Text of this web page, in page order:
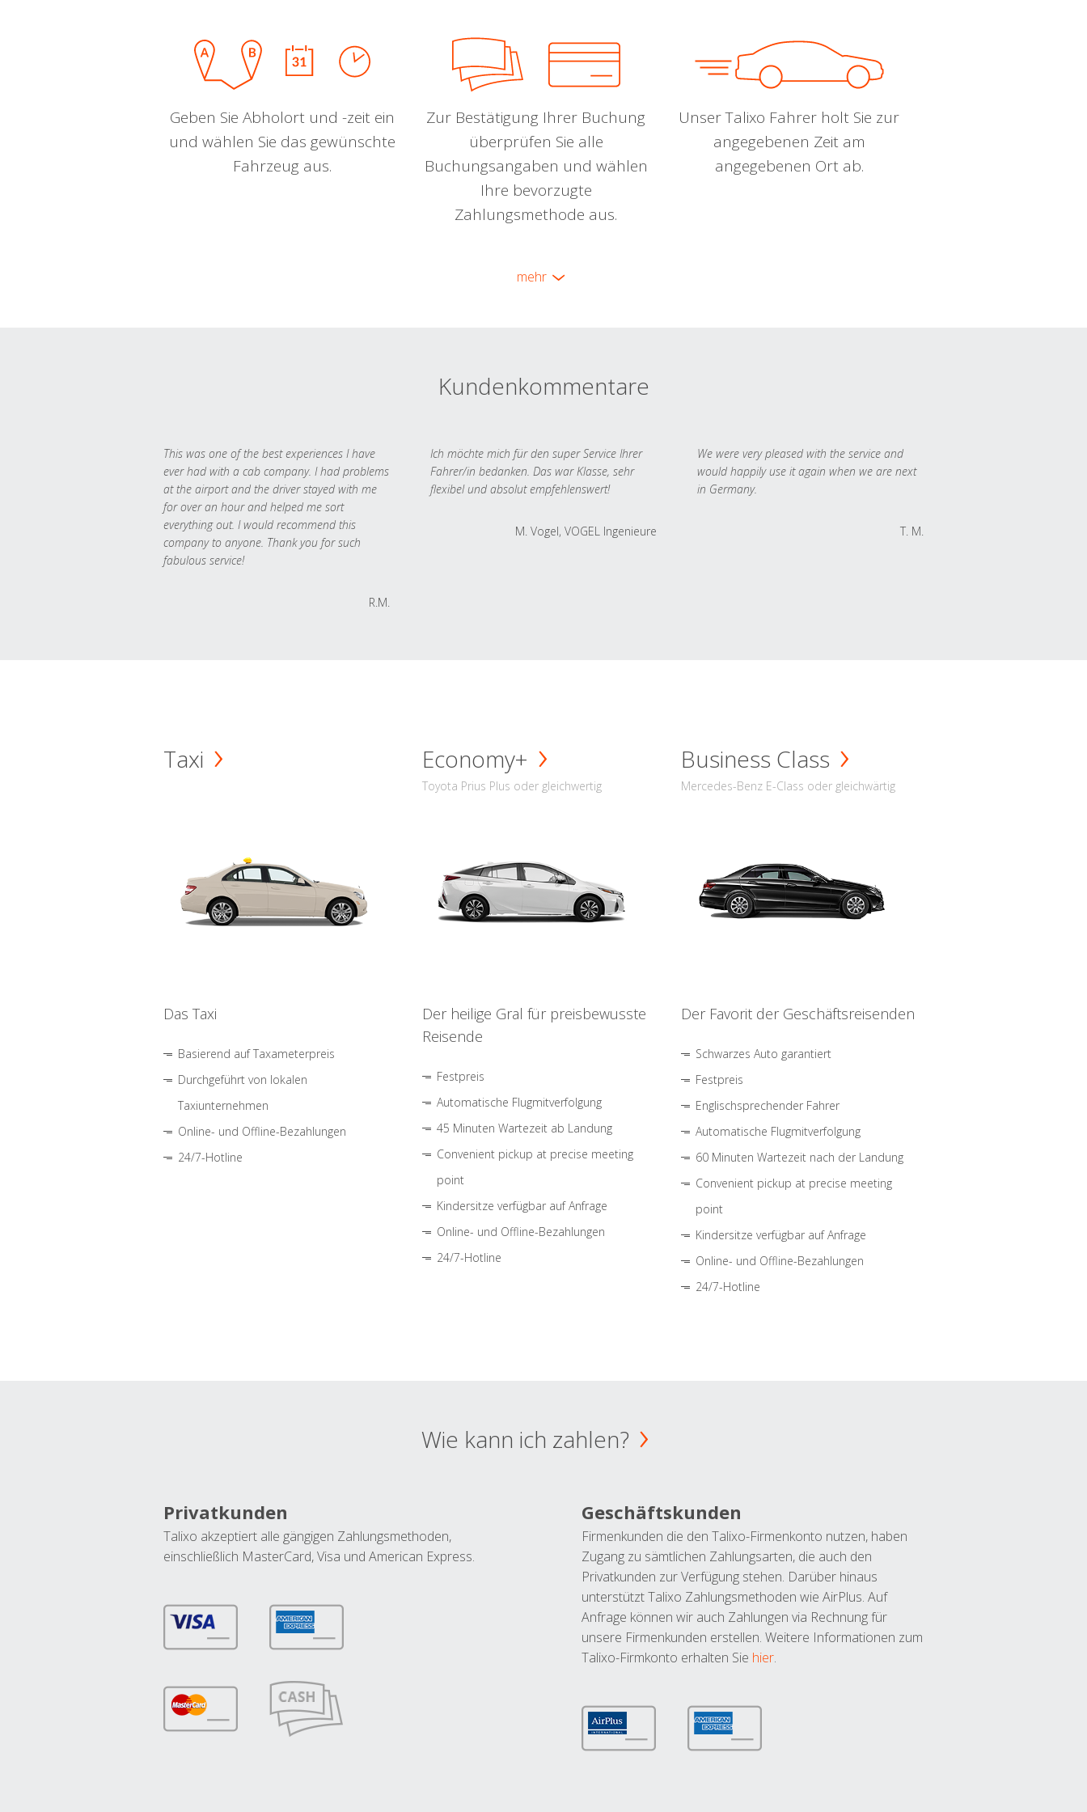
Geben Sie Abholort und -zeit ein
und wählen Sie das gewünschte
Fahrzeug aus.
Zur Bestätigung Ihrer Buchung
überprüfen Sie alle
Buchungsangaben und wählen
Ihre bevorzugte
Zahlungsmethode aus.
Unser Talixo Fahrer holt Sie zur
angegebenen Zeit am
angegebenen Ort ab.
mehr
Kundenkommentare
This was one of the best experiences I have
ever had with a cab company. I had problems
at the airport and the driver stayed with me
for over an hour and helped me sort
everything out. I would recommend this
company to anyone. Thank you for such
fabulous service!
R.M.
Ich möchte mich für den super Service Ihrer
Fahrer/in bedanken. Das war Klasse, sehr
flexibel und absolut empfehlenswert!
M. Vogel, VOGEL Ingenieure
We were very pleased with the service and
would happily use it again when we are next
in Germany.
T. M.
Taxi
Das Taxi
Basierend auf Taxameterpreis
Durchgeführt von lokalen
Taxiunternehmen
Online- und Offline-Bezahlungen
24/7-Hotline
Economy+
Toyota Prius Plus oder gleichwertig
Der heilige Gral für preisbewusste
Reisende
Festpreis
Automatische Flugmitverfolgung
45 Minuten Wartezeit ab Landung
Convenient pickup at precise meeting
point
Kindersitze verfügbar auf Anfrage
Online- und Offline-Bezahlungen
24/7-Hotline
Business Class
Mercedes-Benz E-Class oder gleichwärtig
Der Favorit der Geschäftsreisenden
Schwarzes Auto garantiert
Festpreis
Englischsprechender Fahrer
Automatische Flugmitverfolgung
60 Minuten Wartezeit nach der Landung
Convenient pickup at precise meeting
point
Kindersitze verfügbar auf Anfrage
Online- und Offline-Bezahlungen
24/7-Hotline
Wie kann ich zahlen?
Privatkunden
Talixo akzeptiert alle gängigen Zahlungsmethoden,
einschließlich MasterCard, Visa und American Express.
Geschäftskunden
Firmenkunden die den Talixo-Firmenkonto nutzen, haben
Zugang zu sämtlichen Zahlungsarten, die auch den
Privatkunden zur Verfügung stehen. Darüber hinaus
unterstützt Talixo Zahlungsmethoden wie AirPlus. Auf
Anfrage können wir auch Zahlungen via Rechnung für
unsere Firmenkunden erstellen. Weitere Informationen zum
Talixo-Firmkonto erhalten Sie hier.